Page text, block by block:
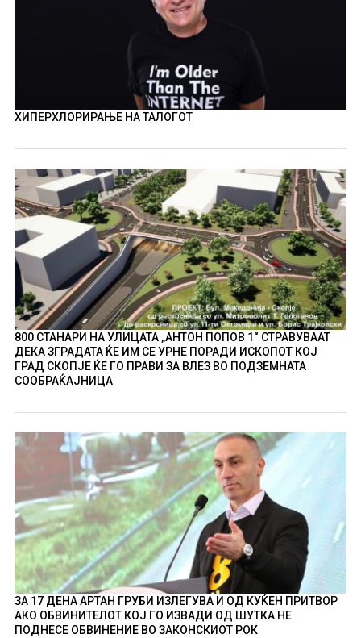
ХИПЕРХЛОРИРАЊЕ НА ТАЛОГОТ
800 СТАНАРИ НА УЛИЦАТА „АНТОН ПОПОВ 1“ СТРАВУВААТ
ДЕКА ЗГРАДАТА ЌЕ ИМ СЕ УРНЕ ПОРАДИ ИСКОПОТ КОЈ
ГРАД СКОПЈЕ ЌЕ ГО ПРАВИ ЗА ВЛЕЗ ВО ПОДЗЕМНАТА
СООБРАЌАЈНИЦА
ЗА 17 ДЕНА АРТАН ГРУБИ ИЗЛЕГУВА И ОД КУЌЕН ПРИТВОР
АКО ОБВИНИТЕЛОТ КОЈ ГО ИЗВАДИ ОД ШУТКА НЕ
ПОДНЕСЕ ОБВИНЕНИЕ ВО ЗАКОНСКИОТ РОК